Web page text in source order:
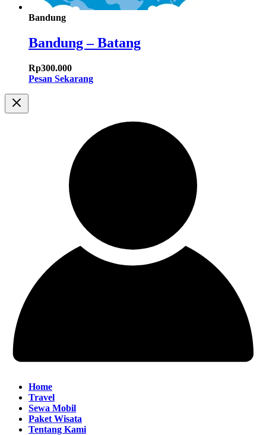
Bandung
Bandung – Batang
Rp300.000
Pesan Sekarang
Home
Travel
Sewa Mobil
Paket Wisata
Tentang Kami